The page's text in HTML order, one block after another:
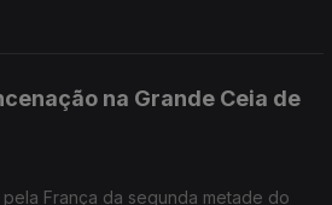
na Grande Ceia de
França da segunda metade do